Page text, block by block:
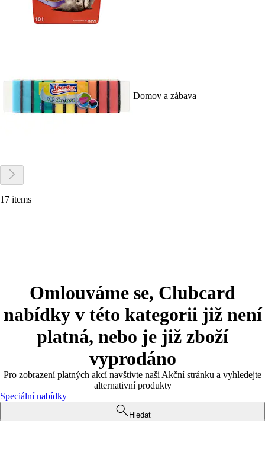
Domov a zábava
17 items
Omlouváme se, Clubcard
nabídky v této kategorii již není
platná, nebo je již zboží
vyprodáno
Pro zobrazení platných akcí navštivte naši Akční stránku a vyhledejte
alternativní produkty
Speciální nabídky
Hledat